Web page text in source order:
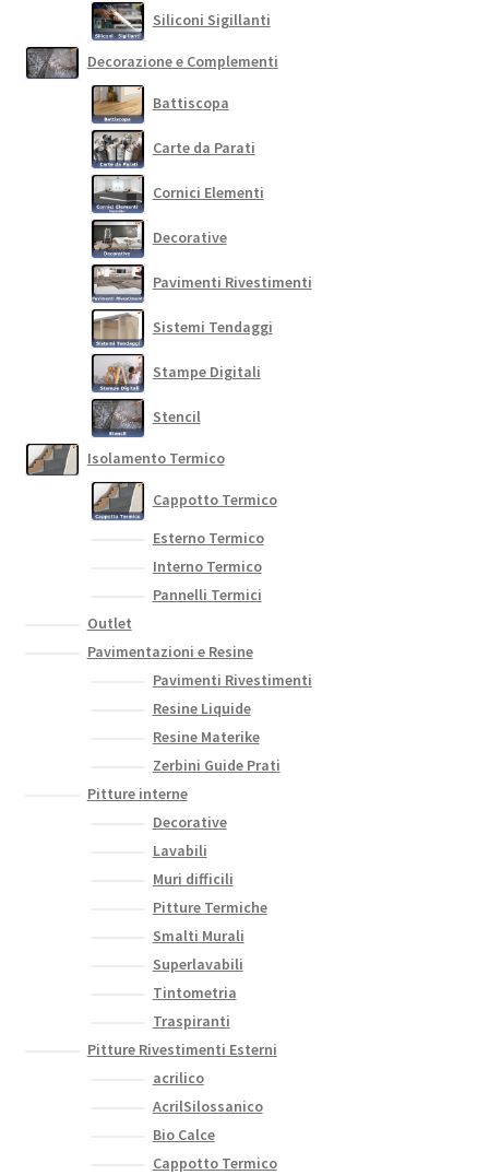
Siliconi Sigillanti
Decorazione e Complementi
Battiscopa
Carte da Parati
Cornici Elementi
Decorative
Pavimenti Rivestimenti
Sistemi Tendaggi
Stampe Digitali
Stencil
Isolamento Termico
Cappotto Termico
Esterno Termico
Interno Termico
Pannelli Termici
Outlet
Pavimentazioni e Resine
Pavimenti Rivestimenti
Resine Liquide
Resine Materike
Zerbini Guide Prati
Pitture interne
Decorative
Lavabili
Muri difficili
Pitture Termiche
Smalti Murali
Superlavabili
Tintometria
Traspiranti
Pitture Rivestimenti Esterni
acrilico
AcrilSilossanico
Bio Calce
Cappotto Termico